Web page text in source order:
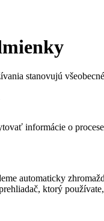
stanovujú
informácie o
automaticky
ktorý